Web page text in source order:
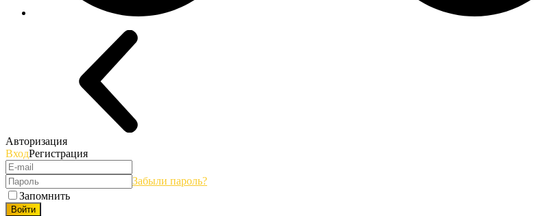
Авторизация
ВходРегистрация
Забыли пароль?
Запомнить
Войти